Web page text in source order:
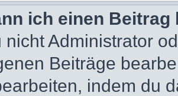
ich einen
nicht Administrator
Beiträge
indem du